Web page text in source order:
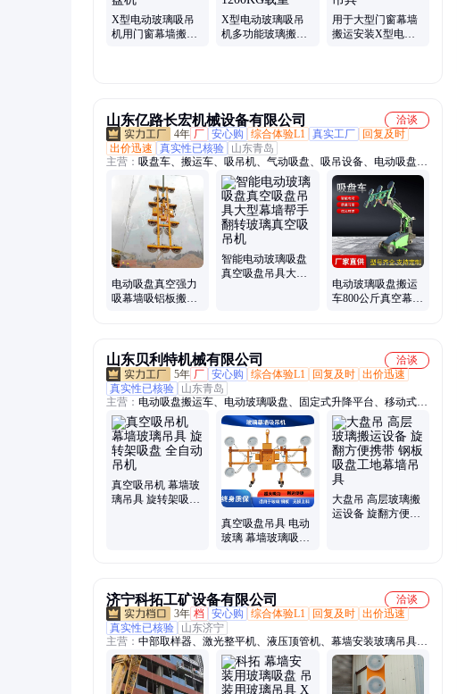
X型电动玻璃吸吊
机用门窗幕墙搬运
X型电动玻璃吸吊
机多功能玻璃搬运
用于大型门窗幕墙
搬运安装X型电动
山东亿路长宏机械设备有限公司
洽谈
4年 厂 安心购 综合体验L1 真实工厂
回复及时
出价迅速
真实性已核验
山东青岛
主营： 吸盘车、搬运车、吸吊机、气动吸盘、吸吊设备、电动吸盘、
玻璃吸盘、搬运吸盘、强力吸盘、真空吸盘、盘车板材、板材上料
机、幕墙玻璃安、搬运机械手、板材吸盘架、助力机械手、玻璃机械
手臂、移动升降玻璃、幕墙安装吸盘、幕墙安装吸盘车、幕墙吸盘、
固定升降平台、剪叉升降平台、折臂
电动吸盘真空强力
吸幕墙吸铝板搬运
智能电动玻璃吸盘
真空吸盘吊具大型
电动玻璃吸盘搬运
车800公斤真空幕墙
山东贝利特机械有限公司
洽谈
5年 厂 安心购 综合体验L1 回复及时 出价迅速
真实性已核验
山东青岛
主营： 电动吸盘搬运车、电动玻璃吸盘、固定式升降平台、移动式升
降平台、升降作业平台、全电动自行走式升降机、玻璃安装机械手、
玻璃提升机、叉车电动吸盘、登高车、拣选车、取料机
真空吸吊机 幕墙玻
璃吊具 旋转架吸盘
真空吸盘吊具 电动
玻璃 幕墙玻璃吸吊
大盘吊 高层玻璃搬
运设备 旋翻方便携
济宁科拓工矿设备有限公司
洽谈
3年 档 安心购 综合体验L1 回复及时 出价迅速
真实性已核验
山东济宁
主营： 中部取样器、激光整平机、液压顶管机、幕墙安装玻璃吊具、
柴油防汛泵车、隧道凿毛机、车载式马路吹风机、水下清淤机器人、
玻璃安装机械手、扫雪机、推雪铲、扫雪滚刷、全自动升降柱、船式
洗车槽、履带绳锯机、电动出土车、电动绳锯机、短管置换、内壁喷